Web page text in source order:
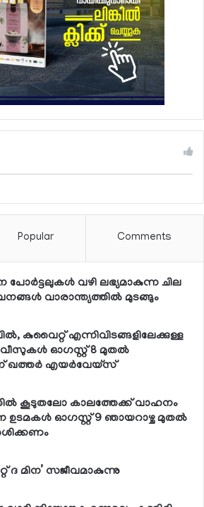
Popular Comments
വഴി ലഭ്യമാകുന്ന ചില
വാരാന്ത്യത്തില്‍ മുടങ്ങും
എന്നിവിടങ്ങളിലേക്കുള്ള
ഓഗസ്റ്റ് 8 മുതല്‍
ഖത്തര്‍ എയര്‍വേയ്സ്
കൂടുതലോ കാലത്തേക്ക് വാഹനം
ഉടമകള്‍ ഓഗസ്റ്റ് 9 ഞായറാഴ്ച മുതല്‍
ദ മിന’ സജീവമാകുന്നു